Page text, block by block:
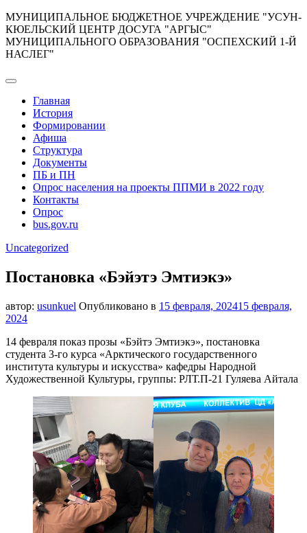
Перейти
к
содержимому
МУНИЦИПАЛЬНОЕ БЮДЖЕТНОЕ УЧРЕЖДЕНИЕ "УСУН-
КЮЕЛЬСКИЙ ЦЕНТР ДОСУГА "АРГЫС"
МУНИЦИПАЛЬНОГО ОБРАЗОВАНИЯ "ОСПЕХСКИЙ 1-Й
НАСЛЕГ"
Главная
История
Формировании
Афиша
Структура
Документы
ПБ и ПН
Опрос населения на проекты ППМИ в 2022 году
Контакты
Опрос
bus.gov.ru
Uncategorized
Постановка «Бэйэтэ Эмтиэкэ»
автор: usunkuel Опубликовано в 15 февраля, 202415 февраля,
2024
14 февраля показ прозы «Бэйтэ Эмтиэкэ», постановка
студента 3-го курса «Арктического государственного
института культуры и искусства» кафедры Народной
Художественной Культуры, группы: РЛТ.П-21 Гуляева Айтала